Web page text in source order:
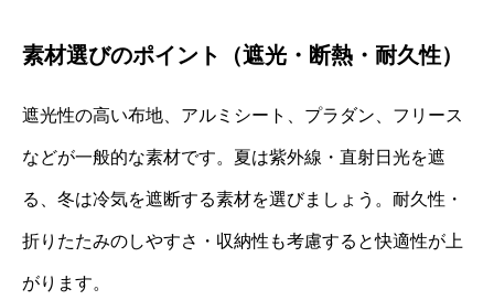
素材選びのポイント（遮光・断熱・耐久性）
遮光性の高い布地、アルミシート、プラダン、フリース
などが一般的な素材です。夏は紫外線・直射日光を遮
る、冬は冷気を遮断する素材を選びましょう。耐久性・
折りたたみのしやすさ・収納性も考慮すると快適性が上
がります。